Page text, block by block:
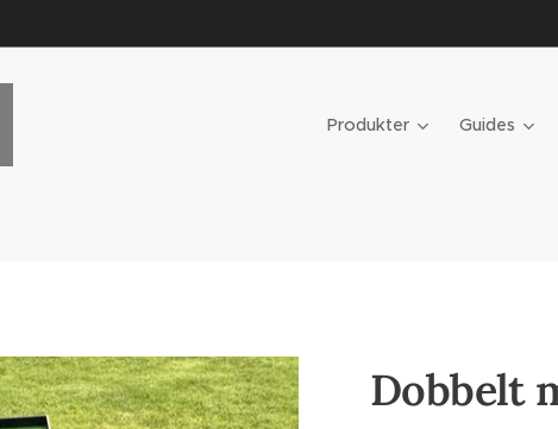
Produkter Guides
Dobbelt